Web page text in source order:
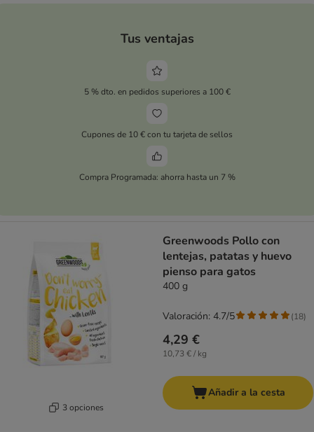
Tus ventajas
5 % dto. en pedidos superiores a 100 €
Cupones de 10 € con tu tarjeta de sellos
Compra Programada: ahorra hasta un 7 %
3 opciones
Greenwoods Pollo con
lentejas, patatas y huevo
pienso para gatos
400 g
4,29 €
10,73 € / kg
Valoración: 4.7/5 (18)
Añadir a la cesta